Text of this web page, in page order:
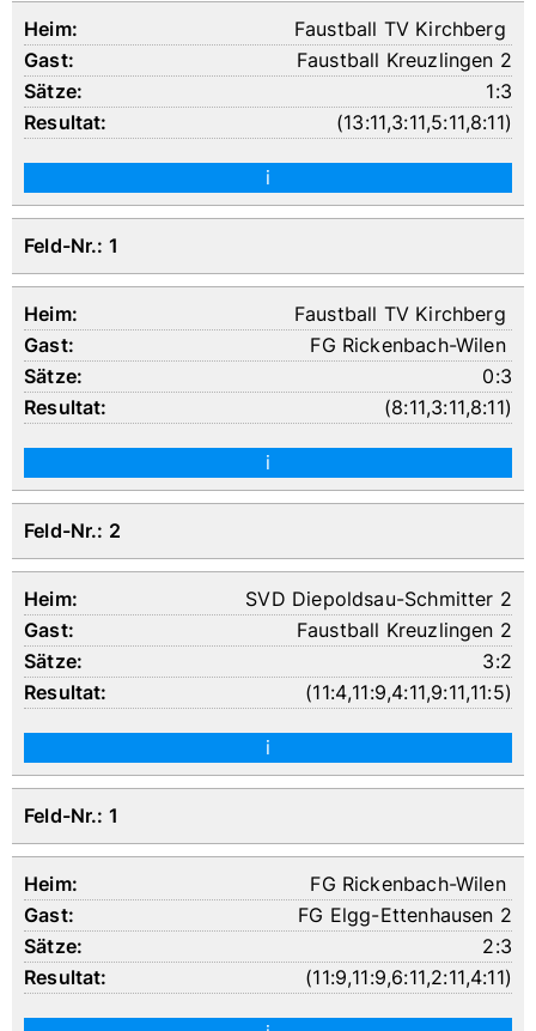
Faustball TV Kirchberg
Faustball Kreuzlingen 2
1:3
(13:11,3:11,5:11,8:11)
i
Feld-Nr.: 1
Faustball TV Kirchberg
FG Rickenbach-Wilen
0:3
(8:11,3:11,8:11)
i
Feld-Nr.: 2
SVD Diepoldsau-Schmitter 2
Faustball Kreuzlingen 2
3:2
(11:4,11:9,4:11,9:11,11:5)
i
Feld-Nr.: 1
FG Rickenbach-Wilen
FG Elgg-Ettenhausen 2
2:3
(11:9,11:9,6:11,2:11,4:11)